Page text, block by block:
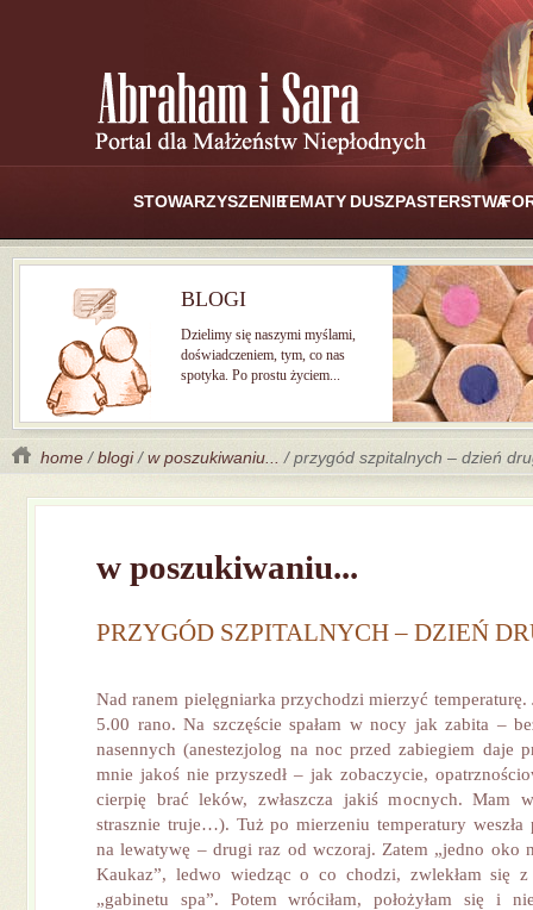
STOWARZYSZENIETEMATY DUSZPASTERSTWA
BLOGI
Dzielimy się naszymi myślami,
doświadczeniem, tym, co nas
spotyka. Po prostu życiem...
home /blogi/w poszukiwaniu... / przygód szpitalnych – dzień
w poszukiwaniu...
PRZYGÓD SZPITALNYCH – DZIEŃ
Nad ranem pielęgniarka przychodzi mierzyć temperaturę.
5.00 rano. Na szczęście spałam w nocy jak zabita –
nasennych (anestezjolog na noc przed zabiegiem daje
mnie jakoś nie przyszedł – jak zobaczycie,
cierpię brać leków, zwłaszcza jakiś mocnych. Mam
strasznie truje…). Tuż po mierzeniu temperatury weszła
na lewatywę – drugi raz od wczoraj. Zatem „jedno oko
Kaukaz”, ledwo wiedząc o co chodzi, zwlekłam się z
„gabinetu spa”. Potem wróciłam, położyłam się i